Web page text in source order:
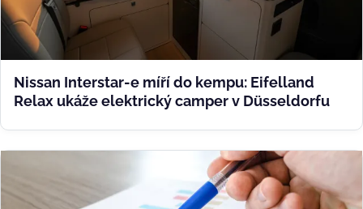
Nissan Interstar-e míří do kempu: Eifelland
Relax ukáže elektrický camper v Düsseldorfu